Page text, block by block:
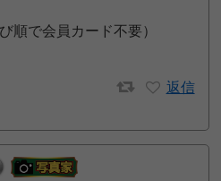
順で会員カード不要）
返信